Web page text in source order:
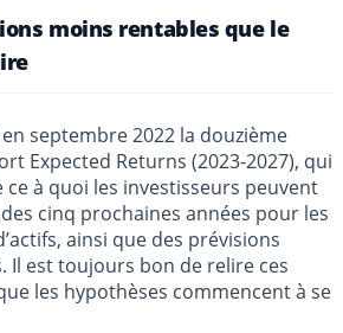
moins rentables que le
septembre 2022 la douzième
Expected Returns (2023-2027), qui
à quoi les investisseurs peuvent
cinq prochaines années pour les
ainsi que des prévisions
Il est toujours bon de relire ces
les hypothèses commencent à se